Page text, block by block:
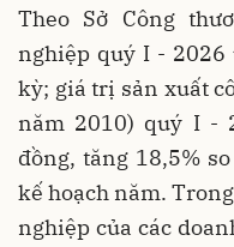
Theo Sở Công
nghiệp quý I - 2026
kỳ; giá trị sản xuất
năm 2010) quý I -
đồng, tăng 18,5%
kế hoạch năm.
nghiệp của các